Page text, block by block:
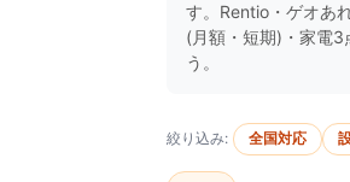
す。Rentio・ゲオあ
(月額・短期)・家電3
う。
絞り込み: 全国対応